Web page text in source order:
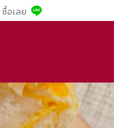
ซื้อเลย